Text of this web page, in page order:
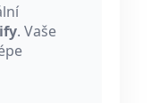
. Vaše